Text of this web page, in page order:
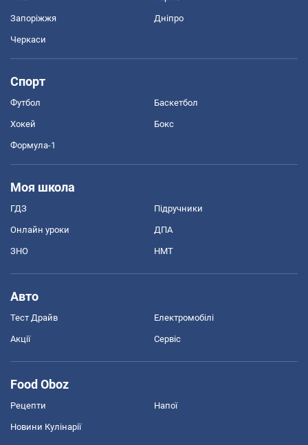
Запоріжжя Дніпро
Черкаси
Спорт
Футбол Баскетбол
Хокей Бокс
Формула-1
Моя школа
ГДЗ Підручники
Онлайн уроки ДПА
ЗНО НМТ
Авто
Тест Драйв Електромобілі
Акції Сервіс
Food Oboz
Рецепти Напої
Новини Кулінарії